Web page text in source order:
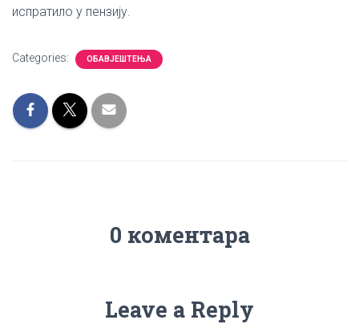
испратило у пензију.
Categories: ОБАВЈЕШТЕЊА
0 коментара
Leave a Reply